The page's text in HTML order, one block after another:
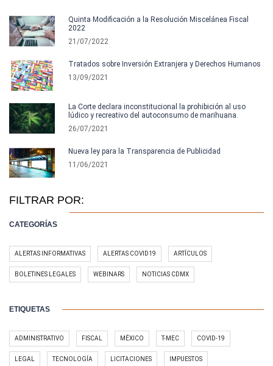
Quinta Modificación a la Resolución Miscelánea Fiscal
2022
21/07/2022
Tratados sobre Inversión Extranjera y Derechos Humanos
13/09/2021
La Corte declara inconstitucional la prohibición al uso
lúdico y recreativo del autoconsumo de marihuana.
26/07/2021
Nueva ley para la Transparencia de Publicidad
11/06/2021
FILTRAR POR:
CATEGORÍAS
ALERTAS INFORMATIVAS ALERTAS COVID19 ARTÍCULOS
BOLETINES LEGALES WEBINARS NOTICIAS CDMX
ETIQUETAS
ADMINISTRATIVO FISCAL MÉXICO T-MEC COVID-19
LEGAL TECNOLOGÍA LICITACIONES IMPUESTOS